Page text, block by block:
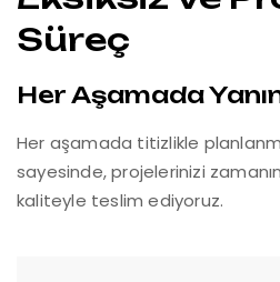
Süreç
Her Aşamada
Her aşamada titizlikle
sayesinde, projelerinizi
kaliteyle teslim ediyoruz.